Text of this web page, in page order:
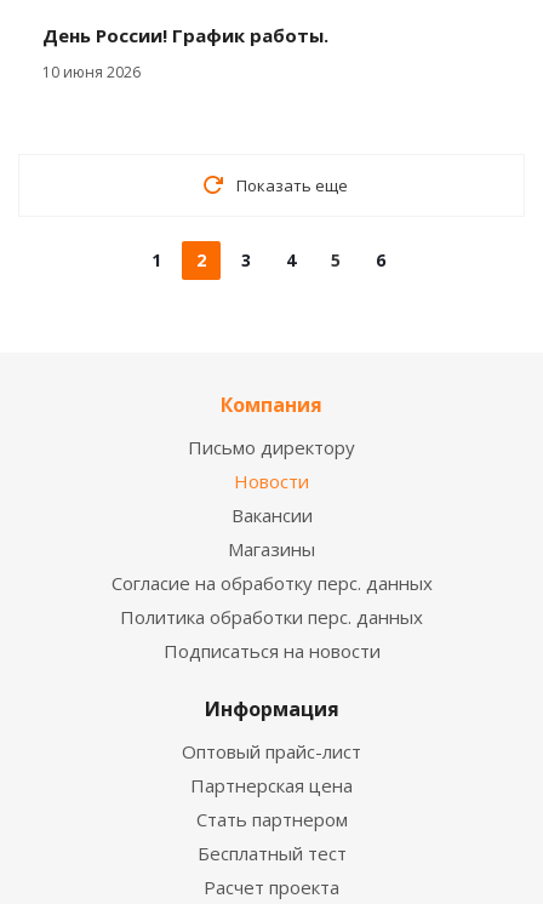
День России! График работы.
10 июня 2026
Показать еще
1 2 3 4 5 6
Компания
Письмо директору
Новости
Вакансии
Магазины
Согласие на обработку перс. данных
Политика обработки перс. данных
Подписаться на новости
Информация
Оптовый прайс-лист
Партнерская цена
Стать партнером
Бесплатный тест
Расчет проекта